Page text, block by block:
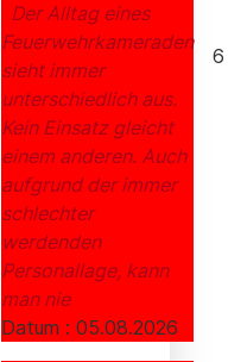
Der Alltag eines
Feuerwehrkameraden
sieht immer
unterschiedlich aus.
Kein Einsatz gleicht
einem anderen. Auch
aufgrund der immer
schlechter
werdenden
Personallage, kann
man nie
Datum : 05.08.2026
6